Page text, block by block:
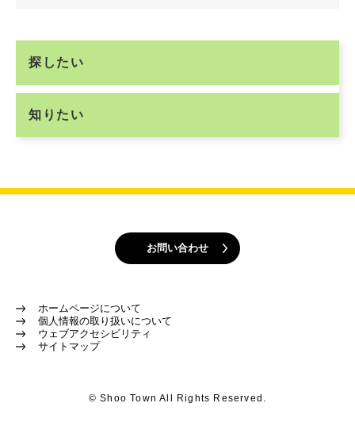
探したい
知りたい
お問い合わせ
ホームページについて
個人情報の取り扱いについて
ウェブアクセシビリティ
サイトマップ
© Shoo Town All Rights Reserved.